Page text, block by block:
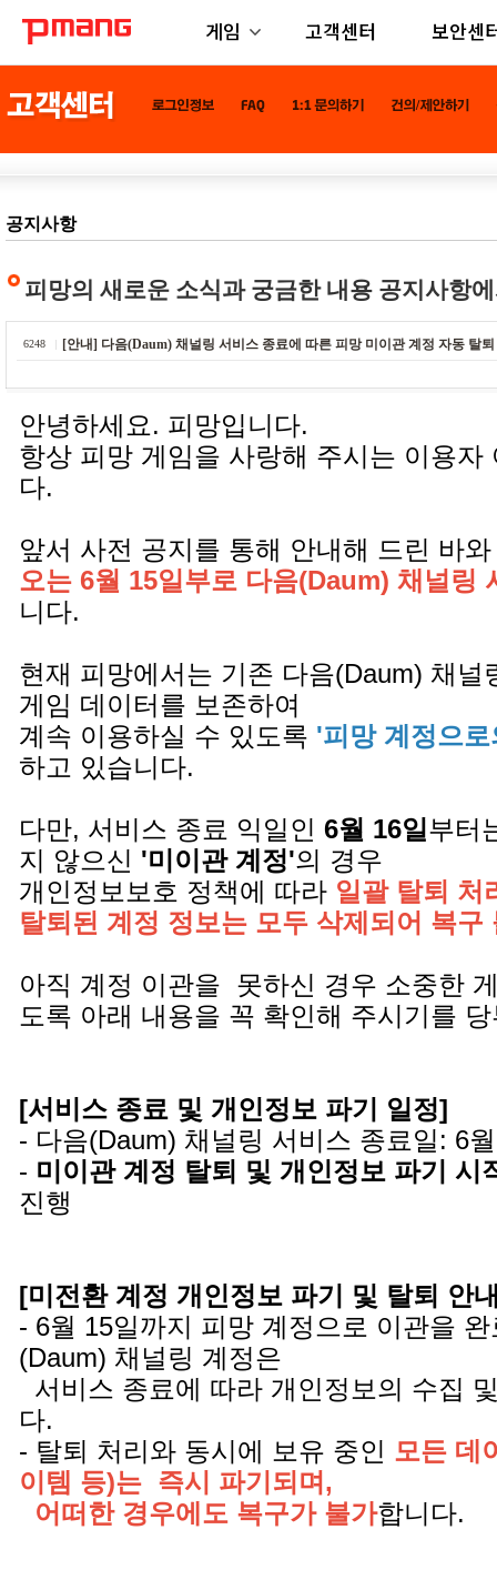
게임 고객센터 보안센
공지사항
피망의 새로운 소식과 궁금한 내용 공지사항
6248 [안내] 다음(Daum) 채널링 서비스 종료에 따른 피망 미이관 계정 자동 탈
안녕하세요. 피망입니다.
항상 피망 게임을 사랑해 주시는 이용자
다.
앞서 사전 공지를 통해 안내해 드린 바
오는 6월 15일부로 다음(Daum) 채널링
니다.
현재 피망에서는 기존 다음(Daum) 채널
게임 데이터를 보존하여
계속 이용하실 수 있도록 '피망 계정으
하고 있습니다.
다만, 서비스 종료 익일인 6월 16일 부터
지 않으신 '미이관 계정'의 경우
개인정보보호 정책에 따라 일괄 탈퇴 처
탈퇴된 계정 정보는 모두 삭제되어 복구
아직 계정 이관을 못하신 경우 소중한
도록 아래 내용을 꼭 확인해 주시기를
[서비스 종료 및 개인정보 파기 일정]
- 다음(Daum) 채널링 서비스 종료일: 6
- 미이관 계정 탈퇴 및 개인정보 파기 시
진행
[미전환 계정 개인정보 파기 및 탈퇴 안
- 6월 15일까지 피망 계정으로 이관을
(Daum) 채널링 계정은
서비스 종료에 따라 개인정보의 수집
다.
- 탈퇴 처리와 동시에 보유 중인 모든 데
이템 등)는 즉시 파기되며,
어떠한 경우에도 복구가 불가합니다.